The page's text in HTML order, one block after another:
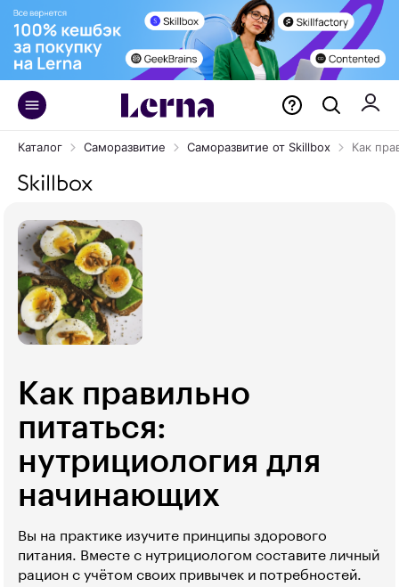
Каталог Саморазвитие Саморазвитие от Skillbox Как
Как правильно
питаться:
нутрициология для
начинающих
Вы на практике изучите принципы здорового
питания. Вместе с нутрициологом составите личный
рацион с учётом своих привычек и потребностей.